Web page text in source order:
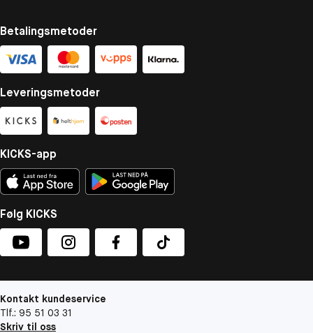
Betalingsmetoder
Leveringsmetoder
KICKS-app
Følg KICKS
Kontakt kundeservice
Tlf.: 95 51 03 31
Skriv til oss